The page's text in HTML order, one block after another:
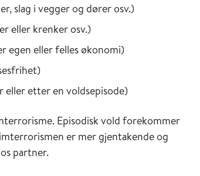
slag i vegger og dører osv.)
eller krenker osv.)
egen eller felles økonomi)
eller etter en voldsepisode)
Episodisk vold forekommer
er mer gjentakende og
partner.